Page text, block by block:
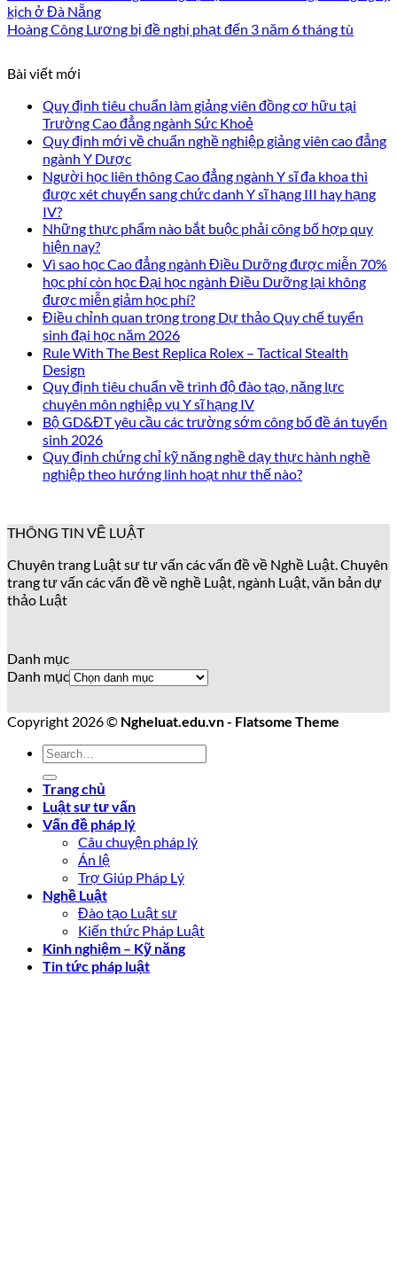
kịch ở Đà Nẵng
Hoàng Công Lương bị đề nghị phạt đến 3 năm 6 tháng tù
Bài viết mới
Quy định tiêu chuẩn làm giảng viên đồng cơ hữu tại
Trường Cao đẳng ngành Sức Khoẻ
Quy định mới về chuẩn nghề nghiệp giảng viên cao đẳng
ngành Y Dược
Người học liên thông Cao đẳng ngành Y sĩ đa khoa thì
được xét chuyển sang chức danh Y sĩ hạng III hay hạng
IV?
Những thực phẩm nào bắt buộc phải công bố hợp quy
hiện nay?
Vì sao học Cao đẳng ngành Điều Dưỡng được miễn 70%
học phí còn học Đại học ngành Điều Dưỡng lại không
được miễn giảm học phí?
Điều chỉnh quan trọng trong Dự thảo Quy chế tuyển
sinh đại học năm 2026
Rule With The Best Replica Rolex – Tactical Stealth
Design
Quy định tiêu chuẩn về trình độ đào tạo, năng lực
chuyên môn nghiệp vụ Y sĩ hạng IV
Bộ GD&ĐT yêu cầu các trường sớm công bố đề án tuyển
sinh 2026
Quy định chứng chỉ kỹ năng nghề dạy thực hành nghề
nghiệp theo hướng linh hoạt như thế nào?
THÔNG TIN VỀ LUẬT
Chuyên trang Luật sư tư vấn các vấn đề về Nghề Luật. Chuyên
trang tư vấn các vấn đề về nghề Luật, ngành Luật, văn bản dự
thảo Luật
Danh mục
Danh mục
Copyright 2026 © Ngheluat.edu.vn - Flatsome Theme
Trang chủ
Luật sư tư vấn
Vấn đề pháp lý
Câu chuyện pháp lý
Án lệ
Trợ Giúp Pháp Lý
Nghề Luật
Đào tạo Luật sư
Kiến thức Pháp Luật
Kinh nghiệm – Kỹ năng
Tin tức pháp luật